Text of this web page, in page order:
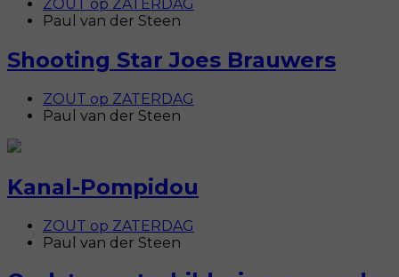
ZOUT op ZATERDAG
Paul van der Steen
Shooting Star Joes Brauwers
ZOUT op ZATERDAG
Paul van der Steen
Kanal-Pompidou
ZOUT op ZATERDAG
Paul van der Steen